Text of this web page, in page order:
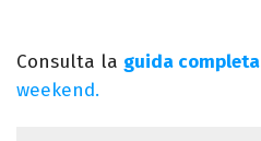
Consulta la guida completa
weekend.